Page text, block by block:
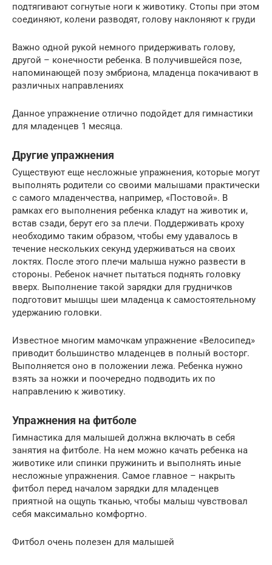
подтягивают согнутые ноги к животику. Стопы при этом
соединяют, колени разводят, голову наклоняют к груди
Важно одной рукой немного придерживать голову,
другой – конечности ребенка. В получившейся позе,
напоминающей позу эмбриона, младенца покачивают в
различных направлениях
Данное упражнение отлично подойдет для гимнастики
для младенцев 1 месяца.
Другие упражнения
Существуют еще несложные упражнения, которые могут
выполнять родители со своими малышами практически
с самого младенчества, например, «Постовой». В
рамках его выполнения ребенка кладут на животик и,
встав сзади, берут его за плечи. Поддерживать кроху
необходимо таким образом, чтобы ему удавалось в
течение нескольких секунд удерживаться на своих
локтях. После этого плечи малыша нужно развести в
стороны. Ребенок начнет пытаться поднять головку
вверх. Выполнение такой зарядки для грудничков
подготовит мышцы шеи младенца к самостоятельному
удержанию головки.
Известное многим мамочкам упражнение «Велосипед»
приводит большинство младенцев в полный восторг.
Выполняется оно в положении лежа. Ребенка нужно
взять за ножки и поочередно подводить их по
направлению к животику.
Упражнения на фитболе
Гимнастика для малышей должна включать в себя
занятия на фитболе. На нем можно качать ребенка на
животике или спинки пружинить и выполнять иные
несложные упражнения. Самое главное – накрыть
фитбол перед началом зарядки для младенцев
приятной на ощупь тканью, чтобы малыш чувствовал
себя максимально комфортно.
Фитбол очень полезен для малышей